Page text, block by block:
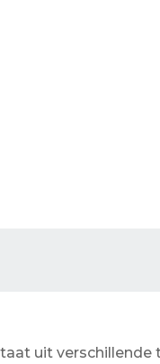
uit verschillende